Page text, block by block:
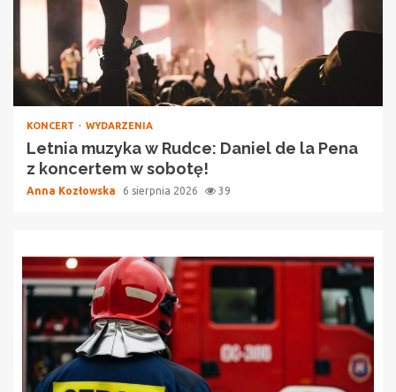
KONCERT WYDARZENIA
Letnia muzyka w Rudce: Daniel de la Pena
z koncertem w sobotę!
Anna Kozłowska 6 sierpnia 2026 39